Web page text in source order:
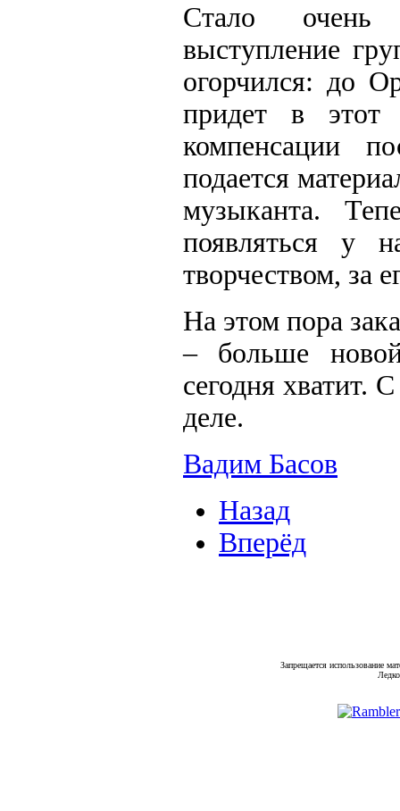
Стало очень
выступление
огорчился: до
придет в этот
компенсации
подается
музыканта.
появляться у
творчеством, за
На этом пора
– больше
сегодня хватит.
деле.
Вадим Басов
Назад
Вперёд
Запрещается использование